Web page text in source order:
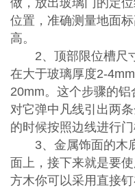
做，放出玻璃门的定
位置，准确测量地面
高。
2、顶部限位槽尺寸
在大于玻璃厚度2-
20mm。这个步骤的
对它弹中凡线引出两
的时候按照边线进行
3、金属饰面的木底
面上，接下来就是要
方木你可以采用直接